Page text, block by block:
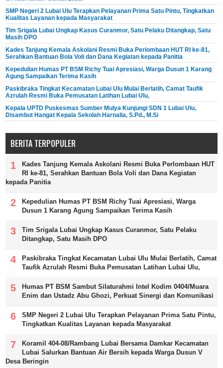
SMP Negeri 2 Lubai Ulu Terapkan Pelayanan Prima Satu Pintu, Tingkatkan
Kualitas Layanan kepada Masyarakat
Tim Srigala Lubai Ungkap Kasus Curanmor, Satu Pelaku Ditangkap, Satu
Masih DPO
Kades Tanjung Kemala Askolani Resmi Buka Perlombaan HUT RI ke-81,
Serahkan Bantuan Bola Voli dan Dana Kegiatan kepada Panitia
Kepedulian Humas PT BSM Richy Tuai Apresiasi, Warga Dusun 1 Karang
Agung Sampaikan Terima Kasih
Paskibraka Tingkat Kecamatan Lubai Ulu Mulai Berlatih, Camat Taufik
Azrulah Resmi Buka Pemusatan Latihan Lubai Ulu,
Kepala UPTD Puskesmas Sumber Mulya Kunjungi SDN 1 Lubai Ulu,
Disambut Hangat Kepala Sekolah Harnalia, S.Pd., M.Si
BERITA TERPOPULER
Kades Tanjung Kemala Askolani Resmi Buka Perlombaan HUT
RI ke-81, Serahkan Bantuan Bola Voli dan Dana Kegiatan
kepada Panitia
Kepedulian Humas PT BSM Richy Tuai Apresiasi, Warga
Dusun 1 Karang Agung Sampaikan Terima Kasih
Tim Srigala Lubai Ungkap Kasus Curanmor, Satu Pelaku
Ditangkap, Satu Masih DPO
Paskibraka Tingkat Kecamatan Lubai Ulu Mulai Berlatih, Camat
Taufik Azrulah Resmi Buka Pemusatan Latihan Lubai Ulu,
Humas PT BSM Sambut Silaturahmi Intel Kodim 0404/Muara
Enim dan Ustadz Abu Ghozi, Perkuat Sinergi dan Komunikasi
SMP Negeri 2 Lubai Ulu Terapkan Pelayanan Prima Satu Pintu,
Tingkatkan Kualitas Layanan kepada Masyarakat
Koramil 404-08/Rambang Lubai Bersama Damkar Kecamatan
Lubai Salurkan Bantuan Air Bersih kepada Warga Dusun V
Desa Beringin